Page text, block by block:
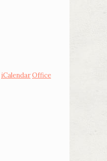
iCalendarOffice